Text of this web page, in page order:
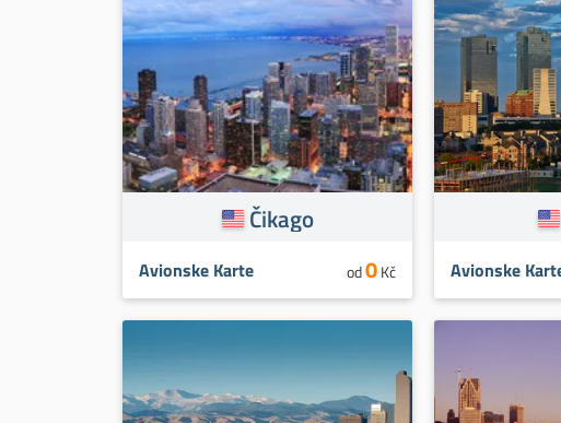
Čikago
Avionske Karte od0Kč Avionske